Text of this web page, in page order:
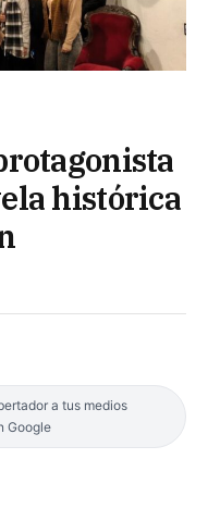
histórica
a tus medios
Google